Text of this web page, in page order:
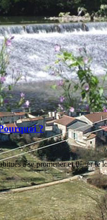
?
à se promener et flâner le